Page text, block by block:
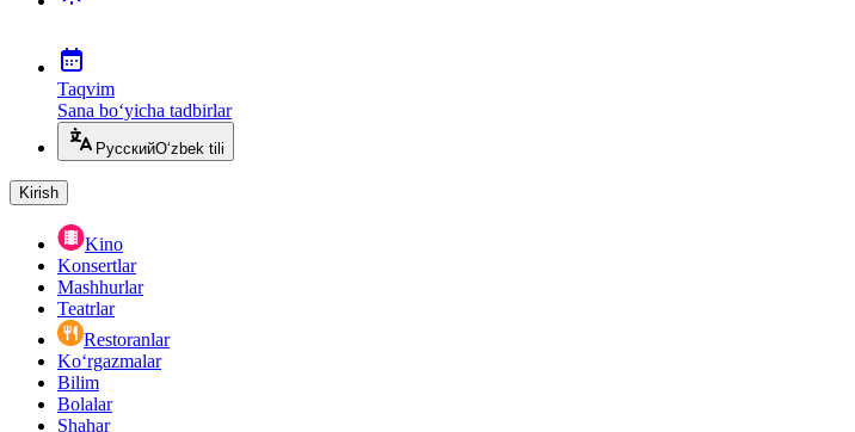
Taqvim
Sana bo‘yicha tadbirlar
РусскийO‘zbek tili
Kirish
Kino
Konsertlar
Mashhurlar
Teatrlar
Restoranlar
Ko‘rgazmalar
Bilim
Bolalar
Shahar